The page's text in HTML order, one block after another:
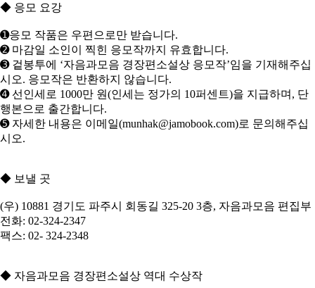
◆ 응모 요강
➊응모 작품은 우편으로만 받습니다.
➋ 마감일 소인이 찍힌 응모작까지 유효합니다.
➌ 겉봉투에 ‘자음과모음 경장편소설상 응모작’임을 기재해주십
시오. 응모작은 반환하지 않습니다.
➍ 선인세로 1000만 원(인세는 정가의 10퍼센트)을 지급하며, 단
행본으로 출간합니다.
➎ 자세한 내용은 이메일(munhak@jamobook.com)로 문의해주십
시오.
◆ 보낼 곳
(우) 10881 경기도 파주시 회동길 325-20 3층, 자음과모음 편집부
전화: 02-324-2347
팩스: 02- 324-2348
◆ 자음과모음 경장편소설상 역대 수상작